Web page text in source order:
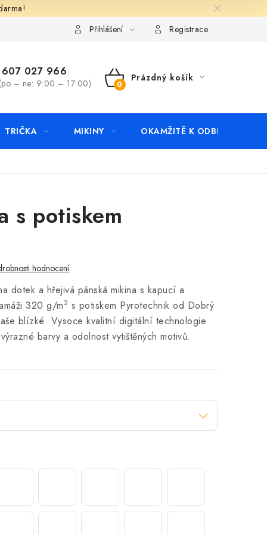
KontaktyPřihlášení Registrace
607 027 966
(po – ne: 9:00 – 17:00)
NÁKUPNÍ
Prázdný košík
TRIČKA MIKINY OKAMŽITĚ K ODBĚRU
s potiskem
hodnocení
dotek a hřejivá pánská mikina s kapucí a
320 g/m2 s potiskem Pyrotechnik od Dobrý
blízké. Vysoce kvalitní digitální technologie
barvy a odolnost vytištěných motivů.